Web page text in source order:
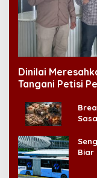
Dinilai
Tangani Petisi
Biar